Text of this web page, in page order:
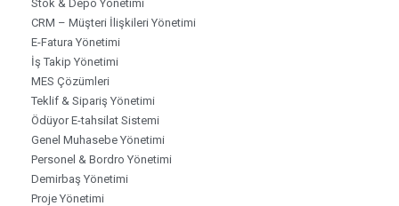
Stok & Depo Yönetimi
CRM – Müşteri İlişkileri Yönetimi
E-Fatura Yönetimi
İş Takip Yönetimi
MES Çözümleri
Teklif & Sipariş Yönetimi
Ödüyor E-tahsilat Sistemi
Genel Muhasebe Yönetimi
Personel & Bordro Yönetimi
Demirbaş Yönetimi
Proje Yönetimi